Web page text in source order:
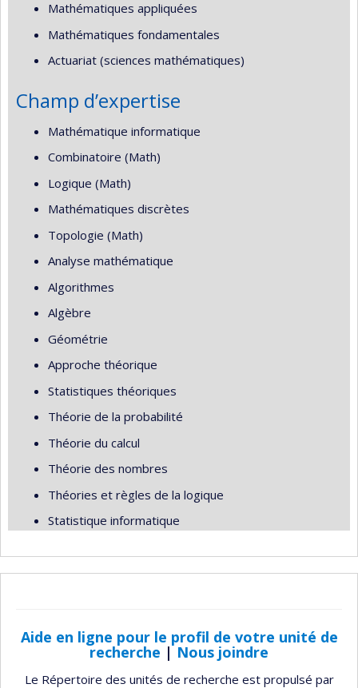
Mathématiques appliquées
Mathématiques fondamentales
Actuariat (sciences mathématiques)
Champ d’expertise
Mathématique informatique
Combinatoire (Math)
Logique (Math)
Mathématiques discrètes
Topologie (Math)
Analyse mathématique
Algorithmes
Algèbre
Géométrie
Approche théorique
Statistiques théoriques
Théorie de la probabilité
Théorie du calcul
Théorie des nombres
Théories et règles de la logique
Statistique informatique
Aide en ligne pour le profil de votre unité de
recherche | Nous joindre
Le Répertoire des unités de recherche est propulsé par